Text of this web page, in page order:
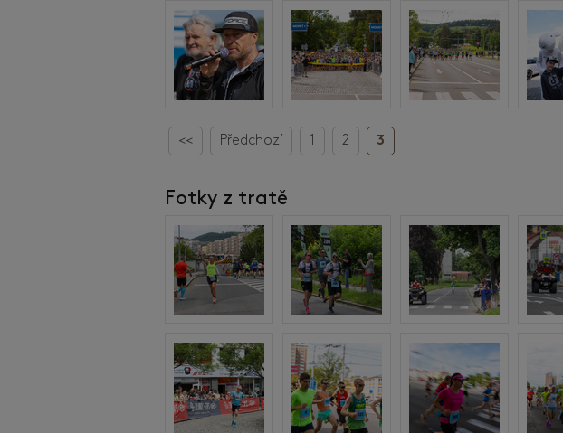
<< Předchozí 1 2 3
Fotky z tratě